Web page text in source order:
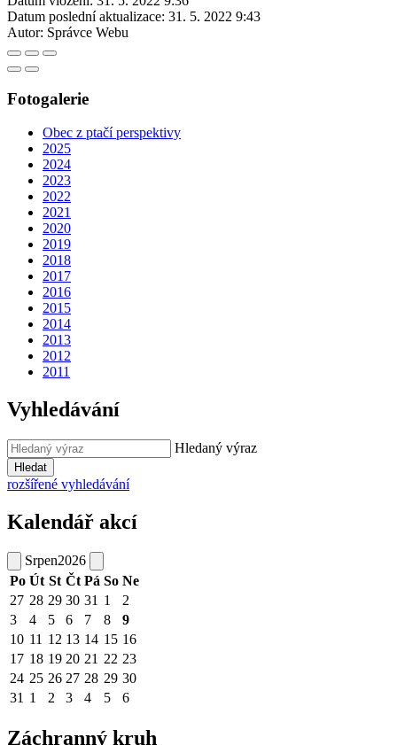
Datum poslední aktualizace: 31. 5. 2022 9:43
Autor: Správce Webu
Fotogalerie
Obec z ptačí perspektivy
2025
2024
2023
2022
2021
2020
2019
2018
2017
2016
2015
2014
2013
2012
2011
Vyhledávání
Hledaný výraz
Hledat
rozšířené vyhledávání
Kalendář akcí
Srpen2026
Po Út St Čt Pá So Ne
27 28 29 30 31 1
2
3
4 5 6 7 8
9
10 11 12 13 14 15 16
17 18 19 20 21 22 23
24 25 26 27 28 29 30
31 1 2 3 4 5 6
Záchranný kruh